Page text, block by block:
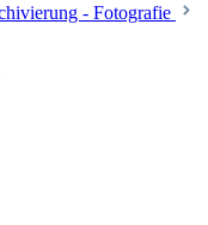
- Fotografie